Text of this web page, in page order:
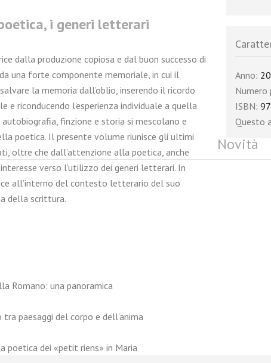
i generi letterari
dalla produzione copiosa e dal buon successo di
una forte componente memoriale, in cui il
la memoria dall’oblio, inserendo il ricordo
e riconducendo l’esperienza individuale a quella
finzione e storia si mescolano e
poetica. Il presente volume riunisce gli ultimi
oltre che dall’attenzione alla poetica, anche
verso l’utilizzo dei generi letterari. In
all’interno del contesto letterario del suo
della scrittura.
Romano: una panoramica
tra paesaggi del corpo e dell’anima
poetica dei «petit riens» in Maria
Anno:
Numero
ISBN:
Questo
Novità